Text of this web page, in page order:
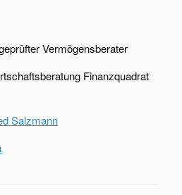
Vermögensberater
Finanzquadrat
Salzmann